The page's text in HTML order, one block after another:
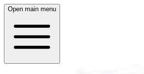
Open main menu